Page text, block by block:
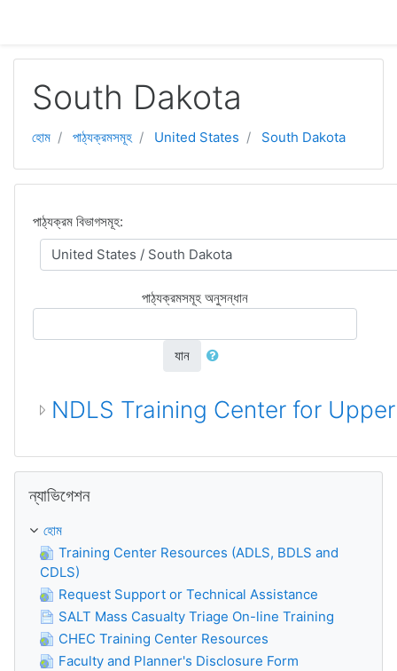
South Dakota
হোম পাঠ্যক্রমসমূহ United States South Dakota
পাঠ্যক্রম বিভাগসমূহ:
পাঠ্যক্রমসমূহ অনুসন্ধান
যান
NDLS Training Center for
ন্যাভিগেশন
হোম
Training Center Resources (ADLS, BDLS and
CDLS)
Request Support or Technical Assistance
SALT Mass Casualty Triage On-line Training
CHEC Training Center Resources
Faculty and Planner's Disclosure Form